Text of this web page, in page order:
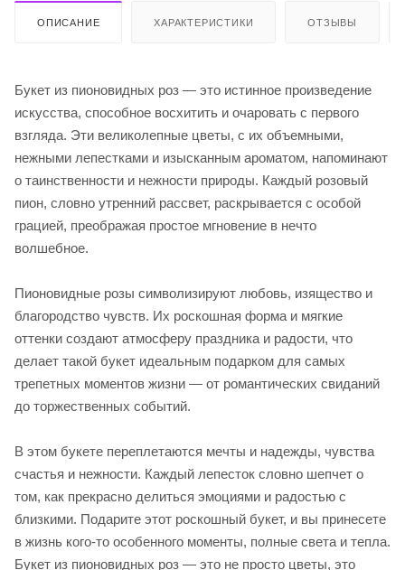
ОПИСАНИЕ ХАРАКТЕРИСТИКИ ОТЗЫВЫ
Букет из пионовидных роз — это истинное произведение
искусства, способное восхитить и очаровать с первого
взгляда. Эти великолепные цветы, с их объемными,
нежными лепестками и изысканным ароматом, напоминают
о таинственности и нежности природы. Каждый розовый
пион, словно утренний рассвет, раскрывается с особой
грацией, преображая простое мгновение в нечто
волшебное.
Пионовидные розы символизируют любовь, изящество и
благородство чувств. Их роскошная форма и мягкие
оттенки создают атмосферу праздника и радости, что
делает такой букет идеальным подарком для самых
трепетных моментов жизни — от романтических свиданий
до торжественных событий.
В этом букете переплетаются мечты и надежды, чувства
счастья и нежности. Каждый лепесток словно шепчет о
том, как прекрасно делиться эмоциями и радостью с
близкими. Подарите этот роскошный букет, и вы принесете
в жизнь кого-то особенного моменты, полные света и тепла.
Букет из пионовидных роз — это не просто цветы, это